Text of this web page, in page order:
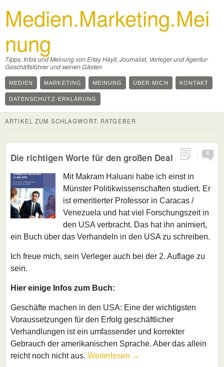
Medien.Marketing.Mei
nung
Tipps, Infos und Meinung von Ertay Hayit, Journalist, Verleger und Agentur-
Geschäftsführer und seinen Gästen
MEDIEN MARKETING MEINUNG ÜBER MICH KONTAKT
DATENSCHUTZ-ERKLÄRUNG
ARTIKEL ZUM SCHLAGWORT: RATGEBER
0
Die richtigen Worte für den großen Deal
Mit Makram Haluani habe ich einst in
Münster Politikwissenschaften studiert. Er
ist emeritierter Professor in Caracas /
Venezuela und hat viel Forschungszeit in
den USA verbracht. Das hat ihn animiert,
ein Buch über das Verhandeln in den USA zu schreiben.
Ich freue mich, sein Verleger auch bei der 2. Auflage zu
sein.
Hier einige Infos zum Buch:
Geschäfte machen in den USA: Eine der wichtigsten
Voraussetzungen für den Erfolg geschäftlicher
Verhandlungen ist ein umfassender und korrekter
Gebrauch der amerikanischen Sprache. Aber das allein
reicht noch nicht aus. Weiterlesen →